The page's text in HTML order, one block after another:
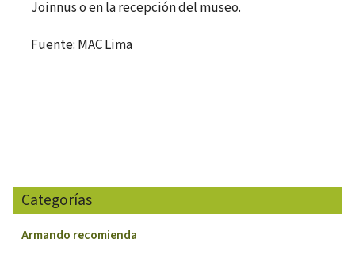
Joinnus o en la recepción del museo.
Fuente: MAC Lima
Categorías
Armando recomienda